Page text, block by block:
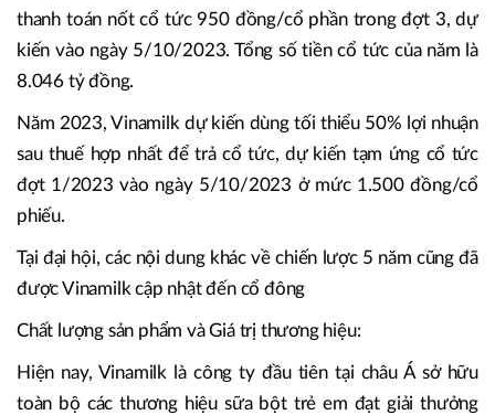
thanh toán nốt cổ tức 950 đồng/cổ phần trong đợt 3, dự
kiến vào ngày 5/10/2023. Tổng số tiền cổ tức của năm là
8.046 tỷ đồng.
Năm 2023, Vinamilk dự kiến dùng tối thiểu 50% lợi nhuận
sau thuế hợp nhất để trả cổ tức, dự kiến tạm ứng cổ tức
đợt 1/2023 vào ngày 5/10/2023 ở mức 1.500 đồng/cổ
phiếu.
Tại đại hội, các nội dung khác về chiến lược 5 năm cũng đã
được Vinamilk cập nhật đến cổ đông
Chất lượng sản phẩm và Giá trị thương hiệu:
Hiện nay, Vinamilk là công ty đầu tiên tại châu Á sở hữu
toàn bộ các thương hiệu sữa bột trẻ em đạt giải thưởng